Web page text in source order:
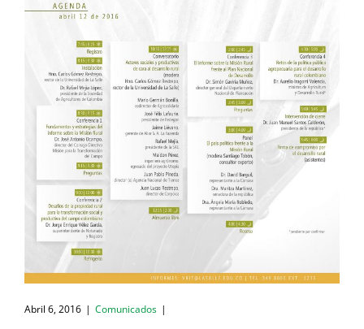
Abril 6, 2016 | Comunicados |